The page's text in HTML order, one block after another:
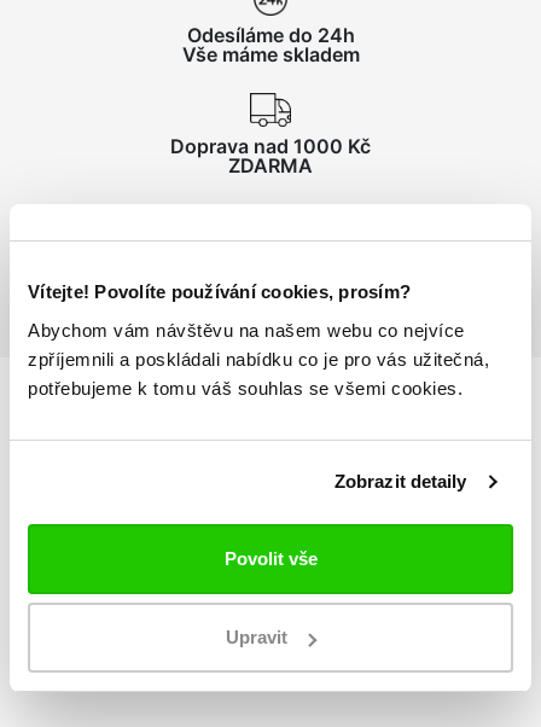
Vítejte! Povolíte používání cookies, prosím?
Abychom vám návštěvu na našem webu co nejvíce
zpříjemnili a poskládali nabídku co je pro vás užitečná,
potřebujeme k tomu váš souhlas se všemi cookies.
Zobrazit detaily
Povolit vše
Upravit
Odesíláme do 24h
Vše máme skladem
Doprava nad 1000 Kč
ZDARMA
Podrobnostio produktu
materiál: 100% polyester